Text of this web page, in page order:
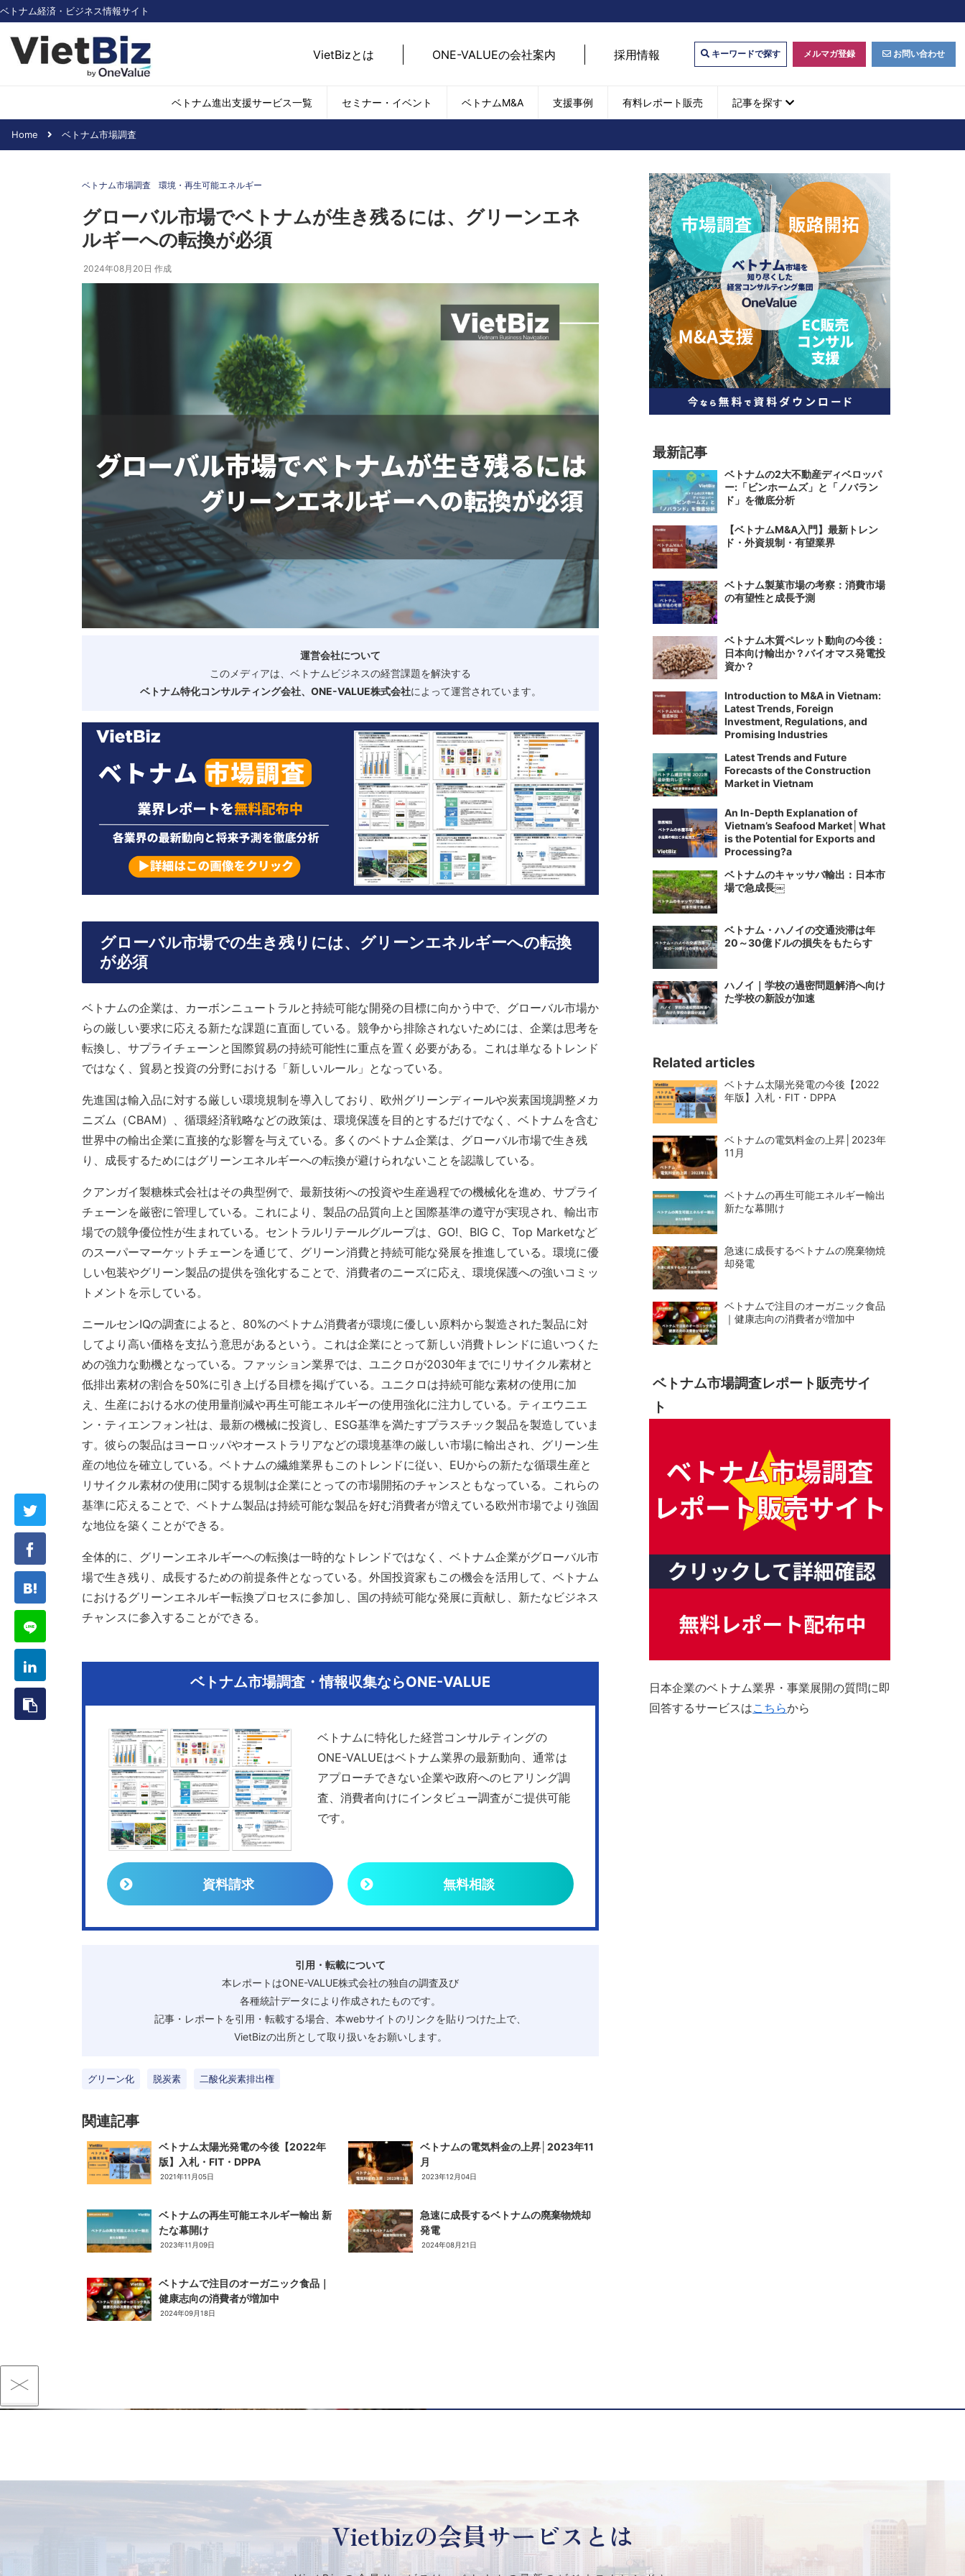
ベトナム経済・ビジネス情報サイト
VietBizとは ONE-VALUEの会社案内 採用情報 キーワードで探す メルマガ登録 お問い合わせ
ベトナム進出支援サービス一覧 セミナー・イベント ベトナムM&A 支援事例 有料レポート販売 記事を探す
日用消費・小売
デジタル経済・IT
不動産・建設
アパレル
SDGs・ESG
外国直接投資（FDI）
現地パートナー探索
デジタルマーケティング・
web広告
M&A動向
ベトナム企業買収・出資
ベトナム進出
会社設立
外資規制
財務・会計
税制
補助金・助成金
スタートアップ企業
ベトナム人材
特定技能
高度人材・エンジニア
ベトナム一般概況
ベトナムでの生活
文化・社会
政治
ベトナムで働く・仕事 ベトナム業界地図
Home ベトナム市場調査
ベトナム市場調査 環境・再生可能エネルギー
グローバル市場でベトナムが生き残るには、グリーンエネ
ルギーへの転換が必須
2024年08月20日 作成
運営会社について
このメディアは、ベトナムビジネスの経営課題を解決する
ベトナム特化コンサルティング会社、ONE-VALUE株式会社によって運営されています。
グローバル市場での生き残りには、グリーンエネルギーへの転換
が必須
ベトナムの企業は、カーボンニュートラルと持続可能な開発の目標に向かう中で、グローバル市場か
らの厳しい要求に応える新たな課題に直面している。競争から排除されないためには、企業は思考を
転換し、サプライチェーンと国際貿易の持続可能性に重点を置く必要がある。これは単なるトレンド
ではなく、貿易と投資の分野における「新しいルール」となっている。
先進国は輸入品に対する厳しい環境規制を導入しており、欧州グリーンディールや炭素国境調整メカ
ニズム（CBAM）、循環経済戦略などの政策は、環境保護を目的とするだけでなく、ベトナムを含む
世界中の輸出企業に直接的な影響を与えている。多くのベトナム企業は、グローバル市場で生き残
り、成長するためにはグリーンエネルギーへの転換が避けられないことを認識している。
クアンガイ製糖株式会社はその典型例で、最新技術への投資や生産過程での機械化を進め、サプライ
チェーンを厳密に管理している。これにより、製品の品質向上と国際基準の遵守が実現され、輸出市
場での競争優位性が生まれている。セントラルリテールグループは、GO!、BIG C、Top Marketなど
のスーパーマーケットチェーンを通じて、グリーン消費と持続可能な発展を推進している。環境に優
しい包装やグリーン製品の提供を強化することで、消費者のニーズに応え、環境保護への強いコミッ
トメントを示している。
ニールセンIQの調査によると、80%のベトナム消費者が環境に優しい原料から製造された製品に対
してより高い価格を支払う意思があるという。これは企業にとって新しい消費トレンドに追いつくた
めの強力な動機となっている。ファッション業界では、ユニクロが2030年までにリサイクル素材と
低排出素材の割合を50%に引き上げる目標を掲げている。ユニクロは持続可能な素材の使用に加
え、生産における水の使用量削減や再生可能エネルギーの使用強化に注力している。ティエウニエ
ン・ティエンフォン社は、最新の機械に投資し、ESG基準を満たすプラスチック製品を製造していま
す。彼らの製品はヨーロッパやオーストラリアなどの環境基準の厳しい市場に輸出され、グリーン生
産の地位を確立している。ベトナムの繊維業界もこのトレンドに従い、EUからの新たな循環生産と
リサイクル素材の使用に関する規制は企業にとっての市場開拓のチャンスともなっている。これらの
基準に応えることで、ベトナム製品は持続可能な製品を好む消費者が増えている欧州市場でより強固
な地位を築くことができる。
全体的に、グリーンエネルギーへの転換は一時的なトレンドではなく、ベトナム企業がグローバル市
場で生き残り、成長するための前提条件となっている。外国投資家もこの機会を活用して、ベトナム
におけるグリーンエネルギー転換プロセスに参加し、国の持続可能な発展に貢献し、新たなビジネス
チャンスに参入することができる。
ベトナム市場調査・情報収集ならONE-VALUE
ベトナムに特化した経営コンサルティングの
ONE-VALUEはベトナム業界の最新動向、通常は
アプローチできない企業や政府へのヒアリング調
査、消費者向けにインタビュー調査がご提供可能
です。
資料請求 無料相談
引用・転載について
本レポートはONE-VALUE株式会社の独自の調査及び
各種統計データにより作成されたものです。
記事・レポートを引用・転載する場合、本webサイトのリンクを貼りつけた上で、
VietBizの出所として取り扱いをお願いします。
グリーン化 脱炭素 二酸化炭素排出権
関連記事
ベトナム太陽光発電の今後【2022年
版】入札・FIT・DPPA
2021年11月05日
ベトナムの電気料金の上昇│2023年11
月
2023年12月04日
ベトナムの再生可能エネルギー輸出 新
たな幕開け
2023年11月09日
急速に成長するベトナムの廃棄物焼却
発電
2024年08月21日
ベトナムで注目のオーガニック食品｜
健康志向の消費者が増加中
2024年09月18日
最新記事
ベトナムの2大不動産ディベロッパ
ー:「ビンホームズ」と「ノバラン
ド」を徹底分析
【ベトナムM&A入門】最新トレン
ド・外資規制・有望業界
ベトナム製菓市場の考察：消費市場
の有望性と成長予測
ベトナム木質ペレット動向の今後：
日本向け輸出か？バイオマス発電投
資か？
Introduction to M&A in Vietnam:
Latest Trends, Foreign
Investment, Regulations, and
Promising Industries
Latest Trends and Future
Forecasts of the Construction
Market in Vietnam
An In-Depth Explanation of
Vietnam’s Seafood Market│What
is the Potential for Exports and
Processing?a
ベトナムのキャッサバ輸出：日本市
場で急成長￼
ベトナム・ハノイの交通渋滞は年
20～30億ドルの損失をもたらす
ハノイ｜学校の過密問題解消へ向け
た学校の新設が加速
Related articles
ベトナム太陽光発電の今後【2022
年版】入札・FIT・DPPA
ベトナムの電気料金の上昇│2023年
11月
ベトナムの再生可能エネルギー輸出
新たな幕開け
急速に成長するベトナムの廃棄物焼
却発電
ベトナムで注目のオーガニック食品
｜健康志向の消費者が増加中
ベトナム市場調査レポート販売サイ
ト
日本企業のベトナム業界・事業展開の質問に即
回答するサービスはこちらから
Vietbizの会員サービスとは